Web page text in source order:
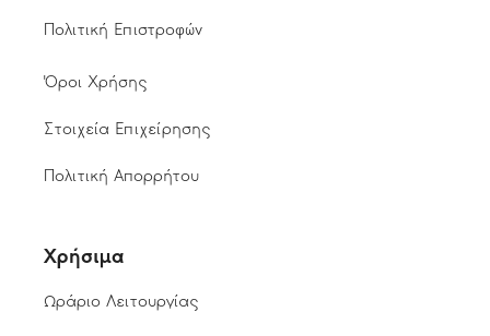
Πολιτική Επιστροφών
Όροι Χρήσης
Στοιχεία Επιχείρησης
Πολιτική Απορρήτου
Χρήσιμα
Ωράριο Λειτουργίας